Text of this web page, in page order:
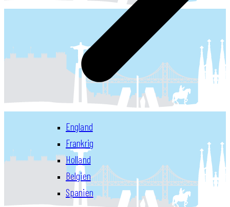
England
Frankrig
Holland
Belgien
Spanien